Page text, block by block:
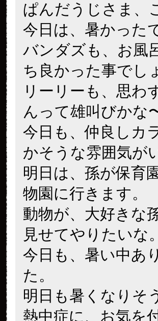
ぱんだうじさま、
今日は、暑かった
バンダズも、お風
ち良かった事でし
リーリーも、思わ
んって雄叫びかな
今日も、仲良しカ
かそうな雰囲気が
明日は、孫が保育
物園に行きます。
動物が、大好きな
見せてやりたいな。
今日も、暑い中あ
た。
明日も暑くなりそ
熱中症に、お気を